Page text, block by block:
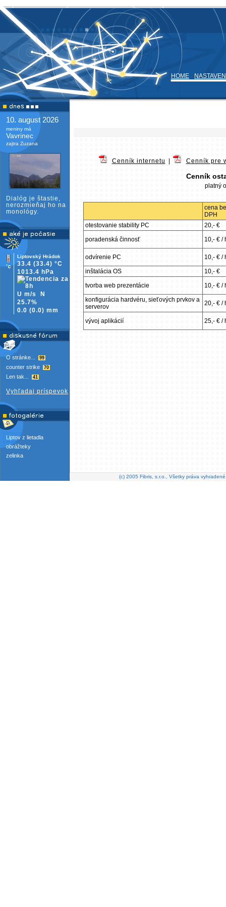
HOME
10. august 2026
meniny má
Vavrinec
zajtra Zuzana
Dialóg je štastie,
nerozmieňaj ho na
monológy.
Liptovský Hrádok
33.4 (33.4) °C
1013.4 hPa
U m/s
N
25.7%
0.0 (0.0) mm
O stránke... 99
counter strike 70
Len tak... 41
Vyhľadaj príspevok
Liptov z lietadla
obrážteky
zelinka
Cenník internetu Cenník pre
Cenník
platný
cena
DPH
otestovanie stability PC
20,- €
poradenská činnosť
10,- € /
odvírenie PC
10,- € /
inštalácia OS
10,- €
tvorba web prezentácie
10,- € /
konfigurácia hardvéru, sieťových prvkov a
serverov
20,- € /
vývoj aplikácií 25,- € /
(c) 2005 Fibris, s.r.o., Všetky práva